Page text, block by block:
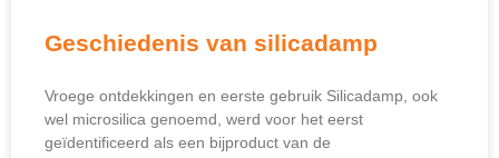
Geschiedenis van silicadamp
Vroege ontdekkingen en eerste gebruik Silicadamp, ook
wel microsilica genoemd, werd voor het eerst
geïdentificeerd als een bijproduct van de